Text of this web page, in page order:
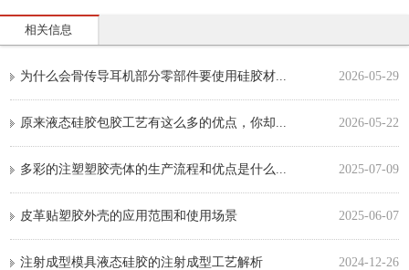
相关信息
为什么会骨传导耳机部分零部件要使用硅胶材... 2026-05-29
原来液态硅胶包胶工艺有这么多的优点，你却... 2026-05-22
多彩的注塑塑胶壳体的生产流程和优点是什么... 2025-07-09
皮革贴塑胶外壳的应用范围和使用场景 2025-06-07
注射成型模具液态硅胶的注射成型工艺解析 2024-12-26